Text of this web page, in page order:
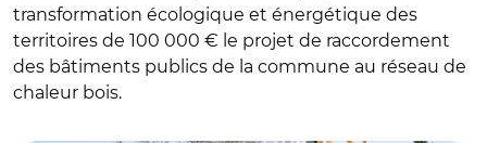
transformation écologique et énergétique des
territoires de 100 000 € le projet de raccordement
des bâtiments publics de la commune au réseau de
chaleur bois.